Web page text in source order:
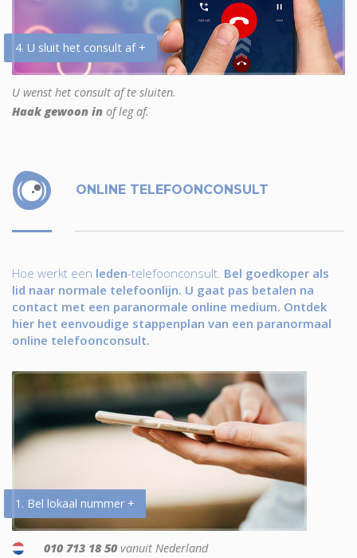
4. U sluit het consult af +
U wenst het consult af te sluiten.
Haak gewoon in of leg af.
ONLINE TELEFOONCONSULT
Hoe werkt een leden-telefoonconsult. Bel goedkoper als
lid naar normale telefoonlijn. U gaat pas betalen na
contact met een paranormale online medium. Ontdek
hier het eenvoudige stappenplan van een paranormaal
online telefoonconsult.
1. Bel lokaal nummer +
010 713 18 50 vanuit Nederland